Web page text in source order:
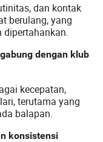
dan kontak
berulang, yang
dipertahankan.
dengan klub
kecepatan,
terutama yang
balapan.
konsistensi